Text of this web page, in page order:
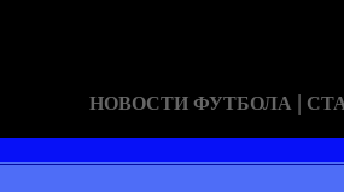
НОВОСТИ ФУТБОЛА |